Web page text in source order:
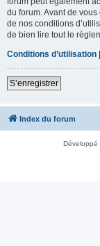
du forum. Avant de
de nos conditions
de bien lire tout le
Conditions d’utilisation |
S’enregistrer
Index du forum
Développé